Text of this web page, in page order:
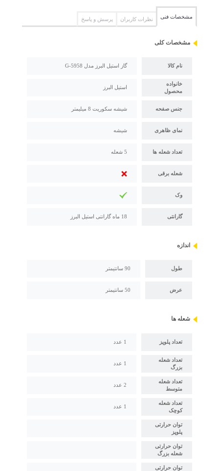
مشخصات فنی نظرات کاربران پرسش و پاسخ
مشخصات کلی
نام کالا گاز استیل البرز مدل G-5958
خانواده
محصول
استیل البرز
جنس صفحه شیشه سکوریت 8 میلیمتر
نمای ظاهری شیشه
تعداد شعله ها 5 شعله
شعله برقی
وک
گارانتی 18 ماه گارانتی استیل البرز
اندازه
طول 90 سانتیمتر
عرض 50 سانتیمتر
شعله ها
تعداد پلوپز 1 عدد
تعداد شعله
بزرگ
1 عدد
تعداد شعله
متوسط
2 عدد
تعداد شعله
کوچک
1 عدد
توان حرارتی
پلوپز
توان حرارتی
شعله بزرگ
توان حرارتی